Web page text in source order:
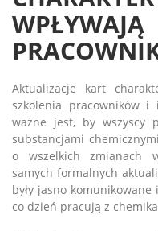
Aktualizacje kart
szkolenia pracowników i
ważne jest, by wszyscy
substancjami
o wszelkich zmianach
samych formalnych
były jasno
co dzień pracują z